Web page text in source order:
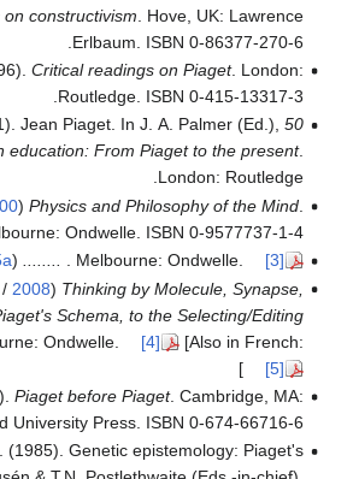
constructivism . Hove, UK: Lawrence
Erlbaum. ISBN 0-86377-270-6.
Critical readings on Piaget. London:
Routledge. ISBN 0-415-13317-3.
Jean Piaget. In J. A. Palmer (Ed.), 50
education: From Piaget to the present.
London: Routledge.
) Physics and Philosophy of the Mind.
Ondwelle. ISBN 0-9577737-1-4
) ........ . Melbourne: Ondwelle.
[3]
2008) Thinking by Molecule, Synapse,
Schema, to the Selecting/Editing
Ondwelle. [4]
[Also in French:
[5]
]
Piaget before Piaget. Cambridge, MA:
University Press. ISBN 0-674-66716-6.
(1985). Genetic epistemology: Piaget's